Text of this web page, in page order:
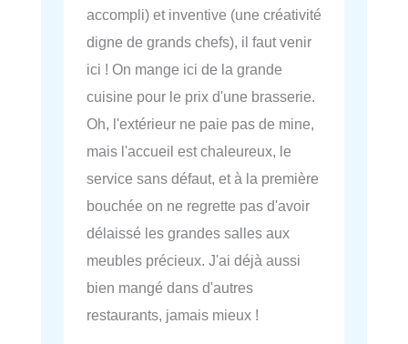
accompli) et inventive (une créativité
digne de grands chefs), il faut venir
ici ! On mange ici de la grande
cuisine pour le prix d'une brasserie.
Oh, l'extérieur ne paie pas de mine,
mais l'accueil est chaleureux, le
service sans défaut, et à la première
bouchée on ne regrette pas d'avoir
délaissé les grandes salles aux
meubles précieux. J'ai déjà aussi
bien mangé dans d'autres
restaurants, jamais mieux !